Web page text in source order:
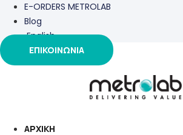
E-ORDERS METROLAB
Blog
English
ΕΠΙΚΟΙΝΩΝΙΑ
ΑΡΧΙΚΗ